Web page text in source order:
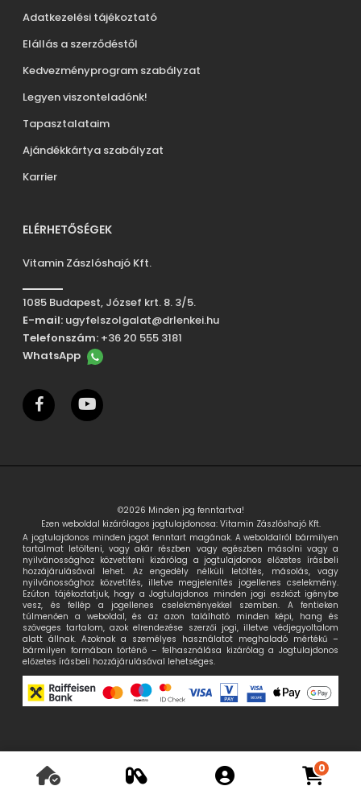
Adatkezelési tájékoztató
Elállás a szerződéstől
Kedvezményprogram szabályzat
Legyen viszonteladónk!
Tapasztalataim
Ajándékkártya szabályzat
Karrier
ELÉRHETŐSÉGEK
Vitamin Zászlóshajó Kft.
1085 Budapest, József krt. 8. 3/5.
E-mail: ugyfelszolgalat@drlenkei.hu
Telefonszám: +36 20 555 3181
WhatsApp
facebookyoutube
©2026 Minden jog fenntartva!
Ezen weboldal kizárólagos jogtulajdonosa: Vitamin Zászlóshajó Kft.
A jogtulajdonos minden jogot fenntart magának. A weboldalról bármilyen
tartalmat letölteni, vagy akár részben vagy egészben másolni vagy a
nyilvánossághoz közvetíteni kizárólag a jogtulajdonos előzetes írásbeli
hozzájárulásával lehet. Az engedély nélküli letöltés, másolás, vagy
nyilvánossághoz közvetítés, illetve megjelenítés jogellenes cselekmény.
Ezúton tájékoztatjuk, hogy a Jogtulajdonos minden jogi eszközt igénybe
vesz, és fellép a jogellenes cselekményekkel szemben. A fentieken
túlmenően a weboldal, és az azon található minden képi, hang és
szöveges tartalom, azok elrendezése szerzői jogi, illetve védjegyoltalom
alatt állnak. Azoknak a személyes használatot meghaladó mértékű –
bármilyen formában történő – felhasználása kizárólag a Jogtulajdonos
előzetes írásbeli hozzájárulásával lehetséges.
0